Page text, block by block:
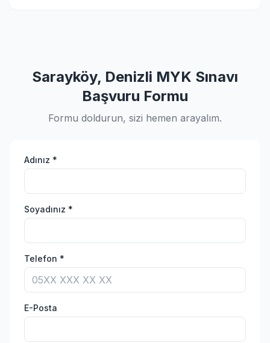
Sarayköy, Denizli MYK Sınavı
Başvuru Formu
Formu doldurun, sizi hemen arayalım.
Adınız *
Soyadınız *
Telefon *
E-Posta